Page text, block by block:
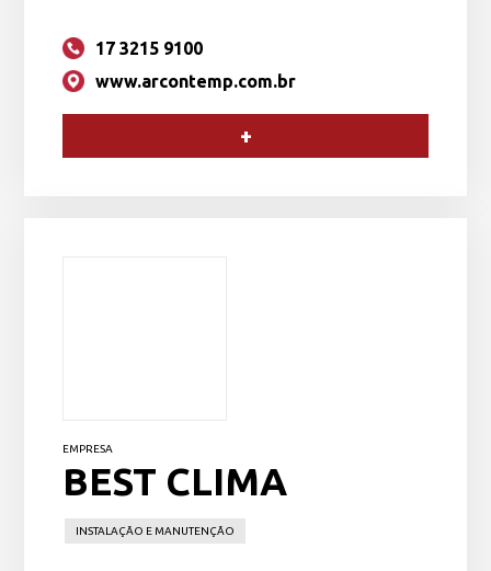
17 3215 9100
www.arcontemp.com.br
+
EMPRESA
BEST CLIMA
INSTALAÇÃO E MANUTENÇÃO